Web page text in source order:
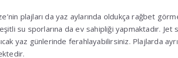
plajları da yaz aylarında oldukça rağbet
su sporlarına da ev sahipliği yapmaktadır.
yaz günlerinde ferahlayabilirsiniz. Plajlarda